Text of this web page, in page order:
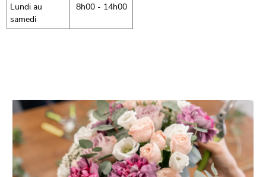
Lundi au
samedi
8h00 - 14h00